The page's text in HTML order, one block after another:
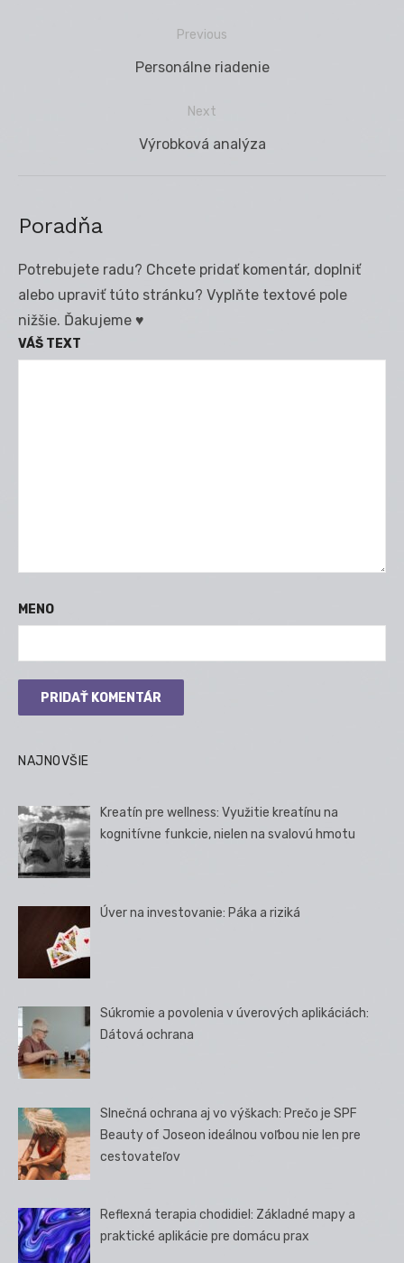
Previous
Previous
Personálne riadenie
Next
Next
Výrobková analýza
Poradňa
Potrebujete radu? Chcete pridať komentár, doplniť
alebo upraviť túto stránku? Vyplňte textové pole
nižšie. Ďakujeme ♥
VÁŠ TEXT
MENO
NAJNOVŠIE
Kreatín pre wellness: Využitie kreatínu na
kognitívne funkcie, nielen na svalovú hmotu
Úver na investovanie: Páka a riziká
Súkromie a povolenia v úverových aplikáciách:
Dátová ochrana
Slnečná ochrana aj vo výškach: Prečo je SPF
Beauty of Joseon ideálnou voľbou nie len pre
cestovateľov
Reflexná terapia chodidiel: Základné mapy a
praktické aplikácie pre domácu prax